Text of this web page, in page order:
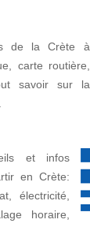
de la Crète à
carte routière,
savoir sur la
et infos
en Crète:
électricité,
horaire,